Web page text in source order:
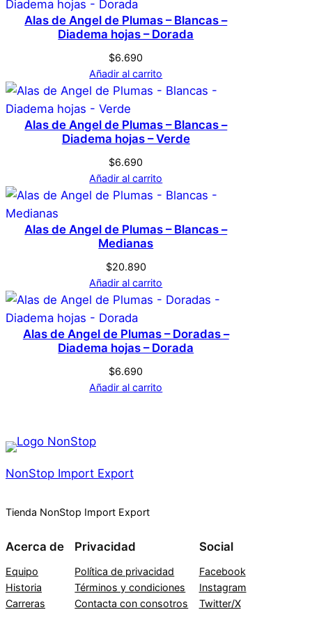
No hay valoraciones aún. Solo los usuarios
registrados que hayan comprado este
producto pueden hacer una valoración.
Alas de Angel de Plumas – Blancas –
Diadema hojas – Dorada
$6.690
Añadir al carrito
Alas de Angel de Plumas – Blancas –
Diadema hojas – Verde
$6.690
Añadir al carrito
Alas de Angel de Plumas – Blancas –
Medianas
$20.890
Añadir al carrito
Alas de Angel de Plumas – Doradas –
Diadema hojas – Dorada
$6.690
Añadir al carrito
NonStop Import Export
Tienda NonStop Import Export
Acerca de
Equipo
Historia
Carreras
Privacidad
Política de privacidad
Términos y condiciones
Contacta con consotros
Social
Facebook
Instagram
Twitter/X